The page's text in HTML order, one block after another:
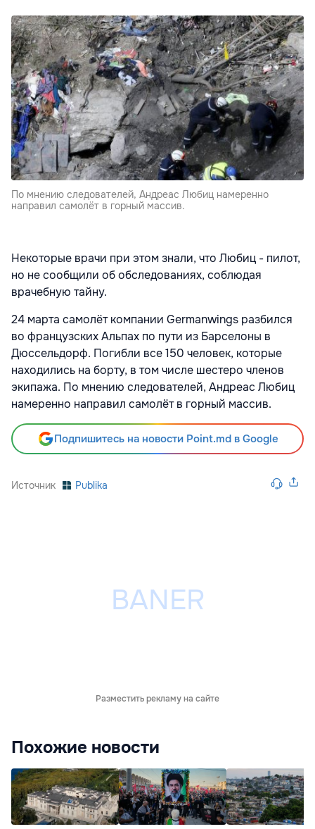
По мнению следователей, Андреас Любиц намеренно
направил самолёт в горный массив.
Некоторые врачи при этом знали, что Любиц - пилот,
но не сообщили об обследованиях, соблюдая
врачебную тайну.
24 марта самолёт компании Germanwings разбился
во французских Альпах по пути из Барселоны в
Дюссельдорф. Погибли все 150 человек, которые
находились на борту, в том числе шестеро членов
экипажа. По мнению следователей, Андреас Любиц
намеренно направил самолёт в горный массив.
Подпишитесь на новости Point.md в Google
Источник Publika
Разместить рекламу на сайте
Похожие новости